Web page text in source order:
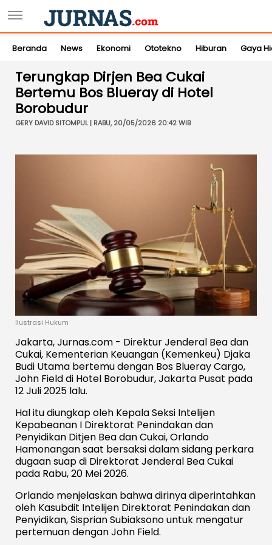
Beranda News Ekonomi Ototekno Hiburan Gaya
Terungkap Dirjen Bea Cukai
Bertemu Bos Blueray di Hotel
Borobudur
GERY DAVID SITOMPUL | RABU, 20/05/2026 20:42 WIB
Ilustrasi Hukum
Jakarta, Jurnas.com - Direktur Jenderal Bea dan
Cukai, Kementerian Keuangan (Kemenkeu) Djaka
Budi Utama bertemu dengan Bos Blueray Cargo,
John Field di Hotel Borobudur, Jakarta Pusat pada
12 Juli 2025 lalu.
Hal itu diungkap oleh Kepala Seksi Intelijen
Kepabeanan I Direktorat Penindakan dan
Penyidikan Ditjen Bea dan Cukai, Orlando
Hamonangan saat bersaksi dalam sidang perkara
dugaan suap di Direktorat Jenderal Bea Cukai
pada Rabu, 20 Mei 2026.
Orlando menjelaskan bahwa dirinya diperintahkan
oleh Kasubdit Intelijen Direktorat Penindakan dan
Penyidikan, Sisprian Subiaksono untuk mengatur
pertemuan dengan John Field.